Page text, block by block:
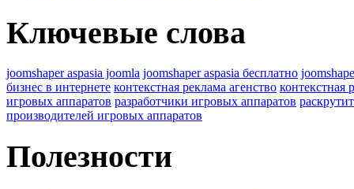
Ключевые слова
joomshaper aspasia joomla joomshaper aspasia бесплатно
бизнес в интернете контекстная реклама агенство контекстная
игровых аппаратов разработчики игровых аппаратов
производителей игровых аппаратов
Полезности